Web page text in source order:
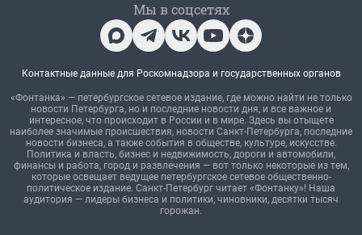
Мы в соцсетях
Контактные данные для Роскомнадзора и государственных органов
«Фонтанка» — петербургское сетевое издание, где можно найти не только
новости Петербурга, но и последние новости дня, и все важное и
интересное, что происходит в России и в мире. Здесь вы отыщете
наиболее значимые происшествия, новости Санкт-Петербурга, последние
новости бизнеса, а также события в обществе, культуре, искусстве.
Политика и власть, бизнес и недвижимость, дороги и автомобили,
финансы и работа, город и развлечения — вот только некоторые из тем,
которые освещает ведущее петербургское сетевое общественно-
политическое издание. Санкт-Петербург читает «Фонтанку»! Наша
аудитория — лидеры бизнеса и политики, чиновники, десятки тысяч
горожан.